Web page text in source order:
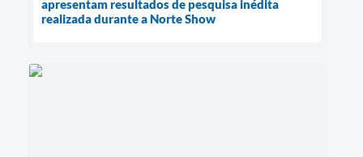
apresentam resultados de pesquisa inédita
realizada durante a Norte Show